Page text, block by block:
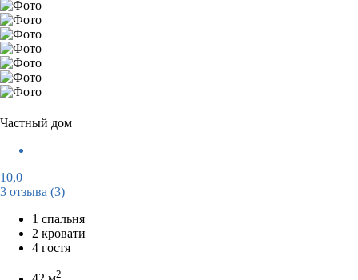
Частный дом
10,0
3 отзыва (3)
1 спальня
2 кровати
4 гостя
2